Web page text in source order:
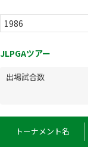
JLPGAツアー
出場試合数
トーナメント名